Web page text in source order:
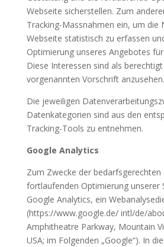
Webseite sicherstellen. Zum
Tracking-Massnahmen ein, um die
Webseite statistisch zu erfassen
Optimierung unseres Angebotes
Diese Interessen sind als
vorgenannten Vorschrift anzusehen.
Die jeweiligen
Datenkategorien sind aus den
Tracking-Tools zu entnehmen.
Google Analytics
Zum Zwecke der bedarfsgerechten
fortlaufenden Optimierung unserer
Google Analytics, ein
(https://www.google.de/ intl/de/
Amphitheatre Parkway, Mountain
USA; im Folgenden „Google“). In